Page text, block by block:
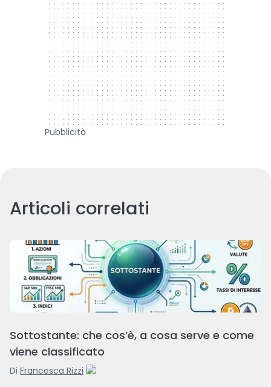
Pubblicità
Articoli correlati
Sottostante: che cos’è, a cosa serve e come
viene classificato
Di Francesca Rizzi